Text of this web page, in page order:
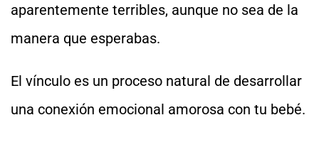
aparentemente terribles, aunque no sea de la
manera que esperabas.
El vínculo es un proceso natural de desarrollar
una conexión emocional amorosa con tu bebé.